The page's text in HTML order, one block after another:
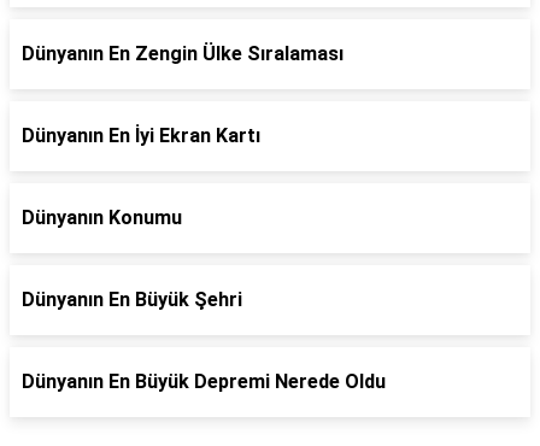
Dünyanın En Zengin Ülke Sıralaması
Dünyanın En İyi Ekran Kartı
Dünyanın Konumu
Dünyanın En Büyük Şehri
Dünyanın En Büyük Depremi Nerede Oldu